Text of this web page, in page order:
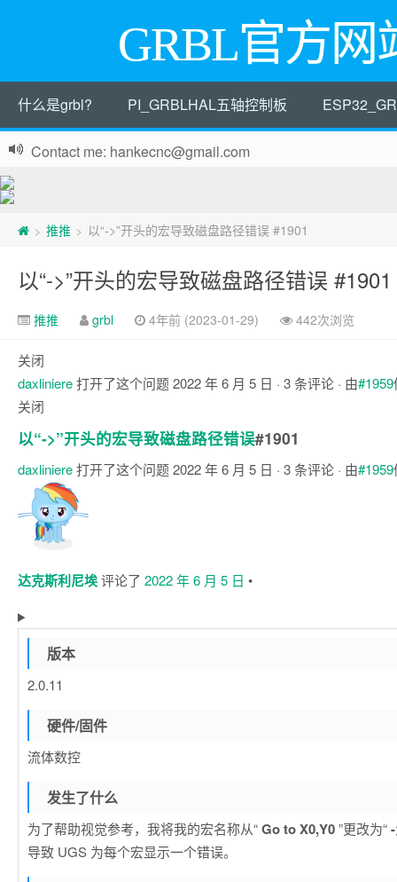
GRBL官方网
什么是grbl? PI_GRBLHAL五轴控制板
Contact me: hankecnc@gmail.com
> 推推 > 以“->”开头的宏导致磁盘路径错误 #1901
以“->”开头的宏导致磁盘路径错误 #1901
推推 grbl 4年前 (2023-01-29) 442次浏览
关闭
daxliniere打开了这个问题2022 年 6 月 5 日 · 3 条评论 · 由#1959
关闭
以“->”开头的宏导致磁盘路径错误#1901
daxliniere打开了这个问题2022 年 6 月 5 日 · 3 条评论 · 由#1959
注
达克斯利尼埃评论了 2022 年 6 月 5 日 •
版本
2.0.11
硬件/固件
流体数控
发生了什么
为了帮助视觉参考，我将我的宏名称从“Go to X0,Y0”更改为“
导致 UGS 为每个宏显示一个错误。